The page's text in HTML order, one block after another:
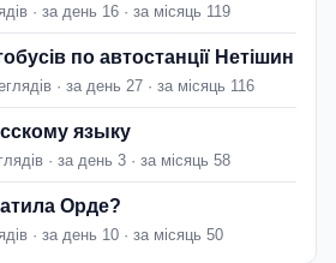
· за день 16 · за місяць 119
по автостанції Нетішин
· за день 27 · за місяць 116
языку
· за день 3 · за місяць 58
Орде?
· за день 10 · за місяць 50